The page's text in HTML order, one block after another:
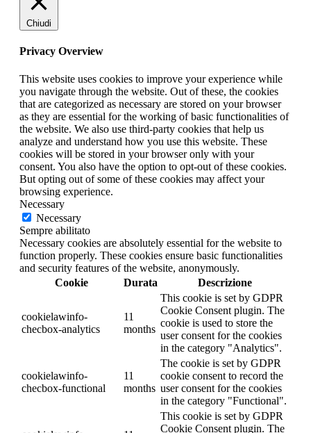
Chiudi
Privacy Overview
This website uses cookies to improve your experience while
you navigate through the website. Out of these, the cookies
that are categorized as necessary are stored on your browser
as they are essential for the working of basic functionalities of
the website. We also use third-party cookies that help us
analyze and understand how you use this website. These
cookies will be stored in your browser only with your
consent. You also have the option to opt-out of these cookies.
But opting out of some of these cookies may affect your
browsing experience.
Necessary
Necessary
Sempre abilitato
Necessary cookies are absolutely essential for the website to
function properly. These cookies ensure basic functionalities
and security features of the website, anonymously.
Cookie
Durata Descrizione
cookielawinfo-
checbox-analytics
11
months
This cookie is set by GDPR
Cookie Consent plugin. The
cookie is used to store the
user consent for the cookies
in the category "Analytics".
cookielawinfo-
checbox-functional
11
months
The cookie is set by GDPR
cookie consent to record the
user consent for the cookies
in the category "Functional".
This cookie is set by GDPR
Cookie Consent plugin. The